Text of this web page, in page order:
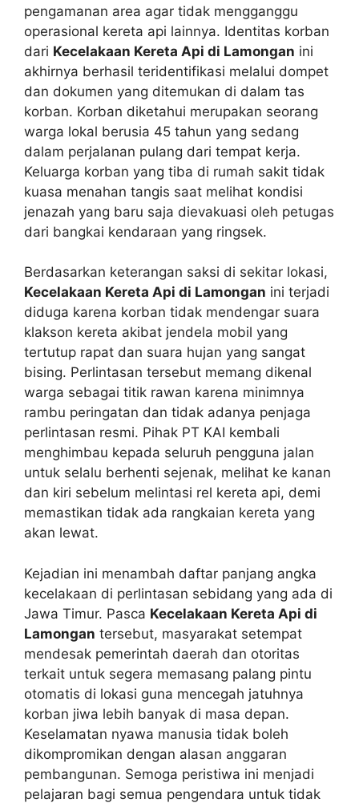
pengamanan area agar tidak mengganggu
operasional kereta api lainnya. Identitas korban
dari Kecelakaan Kereta Api di Lamongan ini
akhirnya berhasil teridentifikasi melalui dompet
dan dokumen yang ditemukan di dalam tas
korban. Korban diketahui merupakan seorang
warga lokal berusia 45 tahun yang sedang
dalam perjalanan pulang dari tempat kerja.
Keluarga korban yang tiba di rumah sakit tidak
kuasa menahan tangis saat melihat kondisi
jenazah yang baru saja dievakuasi oleh petugas
dari bangkai kendaraan yang ringsek.
Berdasarkan keterangan saksi di sekitar lokasi,
Kecelakaan Kereta Api di Lamongan ini terjadi
diduga karena korban tidak mendengar suara
klakson kereta akibat jendela mobil yang
tertutup rapat dan suara hujan yang sangat
bising. Perlintasan tersebut memang dikenal
warga sebagai titik rawan karena minimnya
rambu peringatan dan tidak adanya penjaga
perlintasan resmi. Pihak PT KAI kembali
menghimbau kepada seluruh pengguna jalan
untuk selalu berhenti sejenak, melihat ke kanan
dan kiri sebelum melintasi rel kereta api, demi
memastikan tidak ada rangkaian kereta yang
akan lewat.
Kejadian ini menambah daftar panjang angka
kecelakaan di perlintasan sebidang yang ada di
Jawa Timur. Pasca Kecelakaan Kereta Api di
Lamongan tersebut, masyarakat setempat
mendesak pemerintah daerah dan otoritas
terkait untuk segera memasang palang pintu
otomatis di lokasi guna mencegah jatuhnya
korban jiwa lebih banyak di masa depan.
Keselamatan nyawa manusia tidak boleh
dikompromikan dengan alasan anggaran
pembangunan. Semoga peristiwa ini menjadi
pelajaran bagi semua pengendara untuk tidak